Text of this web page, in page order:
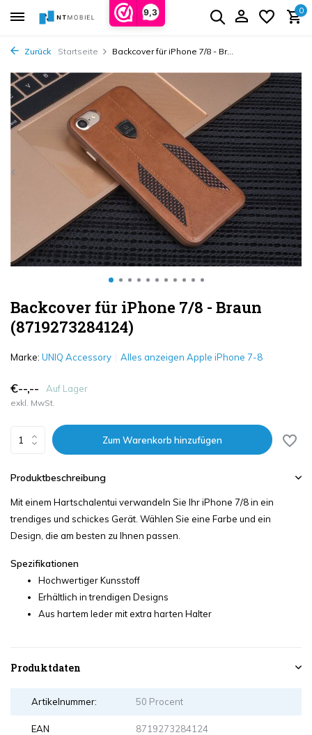
9,3 0
Zurück Startseite Backcover für iPhone 7/8 - Br...
Backcover für iPhone 7/8 - Braun
(8719273284124)
Marke: UNIQ Accessory Alles anzeigen Apple iPhone 7-8
€--,-- Auf Lager
exkl. MwSt.
Zum Warenkorb hinzufügen
Produktbeschreibung
Mit einem Hartschalentui verwandeln Sie Ihr iPhone 7/8 in ein
trendiges und schickes Gerät. Wählen Sie eine Farbe und ein
Design, die am besten zu Ihnen passen.
Spezifikationen
Hochwertiger Kunsstoff
Erhältlich in trendigen Designs
Aus hartem leder mit extra harten Halter
Produktdaten
Artikelnummer: 50 Procent
EAN 8719273284124